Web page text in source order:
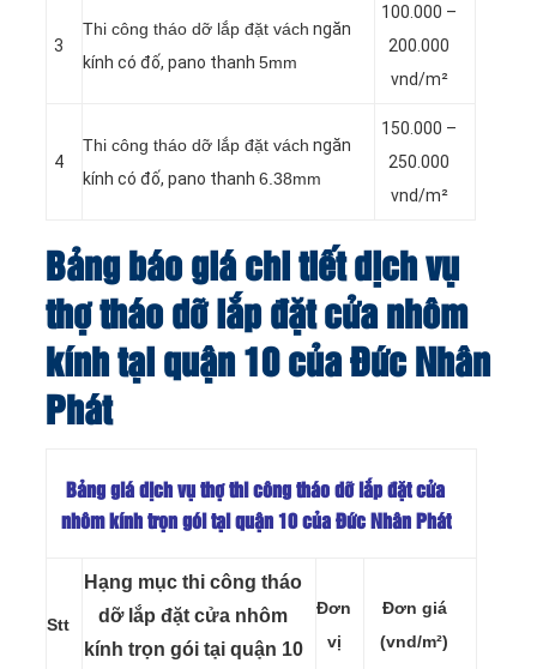
3
Thi công tháo dỡ lắp đặt vách ngăn
kính có đố, pano thanh 5mm
100.000 –
200.000
vnd/m²
4
Thi công tháo dỡ lắp đặt vách ngăn
kính có đố, pano thanh 6.38mm
150.000 –
250.000
vnd/m²
Bảng báo giá chi tiết dịch vụ
thợ tháo dỡ lắp đặt cửa nhôm
kính tại quận 10 của Đức Nhân
Phát
Bảng giá dịch vụ thợ thi công tháo dỡ lắp đặt cửa
nhôm kính trọn gói tại quận 10 của Đức Nhân Phát
Stt
Hạng mục thi công tháo
dỡ lắp đặt cửa nhôm
kính trọn gói tại quận 10
Đơn
vị
Đơn giá
(vnd/m²)